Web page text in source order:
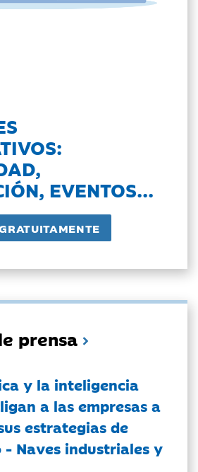
EVENTOS...
prensa
y la inteligencia
a las empresas a
estrategias de
Naves industriales y